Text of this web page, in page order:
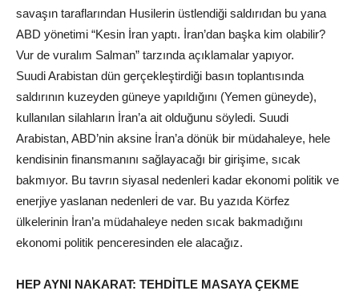
savaşın taraflarından Husilerin üstlendiği saldırıdan bu yana
ABD yönetimi “Kesin İran yaptı. İran’dan başka kim olabilir?
Vur de vuralım Salman” tarzında açıklamalar yapıyor.
Suudi Arabistan dün gerçekleştirdiği basın toplantısında
saldırının kuzeyden güneye yapıldığını (Yemen güneyde),
kullanılan silahların İran’a ait olduğunu söyledi. Suudi
Arabistan, ABD’nin aksine İran’a dönük bir müdahaleye, hele
kendisinin finansmanını sağlayacağı bir girişime, sıcak
bakmıyor. Bu tavrın siyasal nedenleri kadar ekonomi politik ve
enerjiye yaslanan nedenleri de var. Bu yazıda Körfez
ülkelerinin İran’a müdahaleye neden sıcak bakmadığını
ekonomi politik penceresinden ele alacağız.
HEP AYNI NAKARAT: TEHDİTLE MASAYA ÇEKME